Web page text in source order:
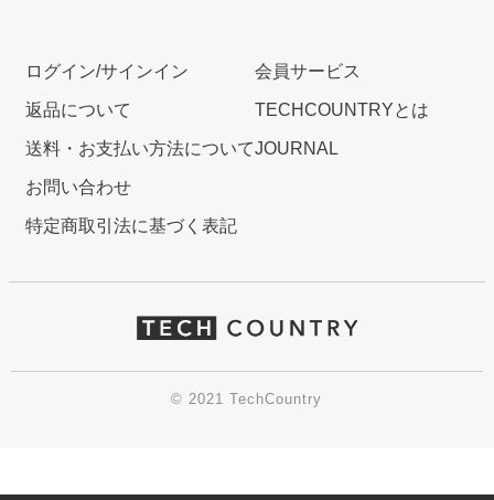
ログイン/サインイン
返品について
送料・お支払い方法について
お問い合わせ
特定商取引法に基づく表記
会員サービス
TECHCOUNTRYとは
JOURNAL
© 2021 TechCountry